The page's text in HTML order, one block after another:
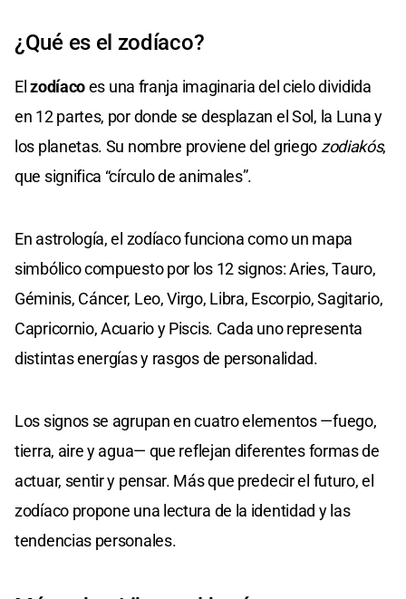
¿Qué es el zodíaco?
Elzodíacoes una franja imaginaria del cielo dividida
en 12 partes, por donde se desplazan el Sol, la Luna y
los planetas. Su nombre proviene del griego zodiakós,
que significa “círculo de animales”.
En astrología, el zodíaco funciona como un mapa
simbólico compuesto por los 12 signos: Aries, Tauro,
Géminis, Cáncer, Leo, Virgo, Libra, Escorpio, Sagitario,
Capricornio, Acuario y Piscis. Cada uno representa
distintas energías y rasgos de personalidad.
Los signos se agrupan en cuatro elementos —fuego,
tierra, aire y agua— que reflejan diferentes formas de
actuar, sentir y pensar. Más que predecir el futuro, el
zodíaco propone una lectura de la identidad y las
tendencias personales.